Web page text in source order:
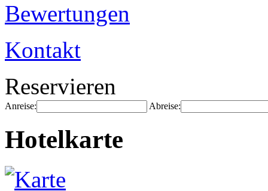
Bewertungen
Kontakt
Reservieren
Anreise: Abreise:
Hotelkarte